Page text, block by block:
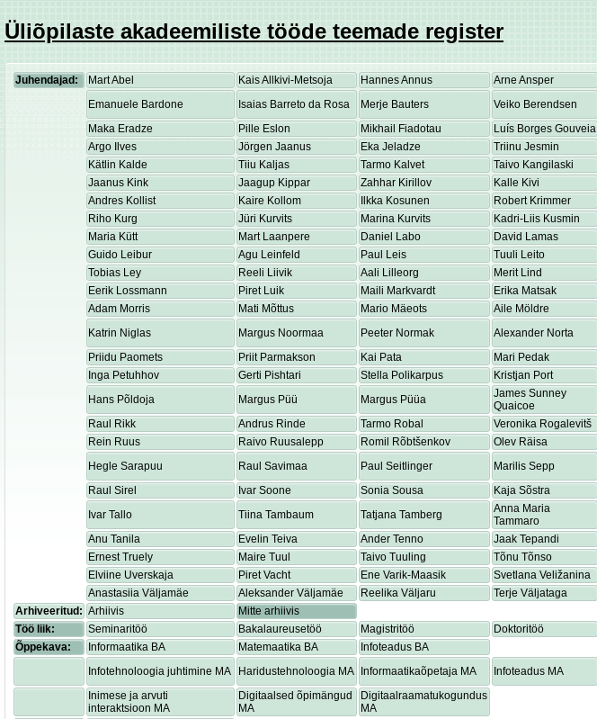
Üliõpilaste akadeemiliste tööde teemade register
Juhendajad: Mart Abel Kais Allkivi-Metsoja Hannes Annus Arne Ansper
Emanuele Bardone
Isaias Barreto da Rosa Merje Bauters Veiko Berendsen
Maka Eradze
Pille Eslon Mikhail Fiadotau Luís Borges Gouveia
Argo Ilves
Jörgen Jaanus Eka Jeladze Triinu Jesmin
Kätlin Kalde
Tiiu Kaljas Tarmo Kalvet Taivo Kangilaski
Jaanus Kink
Jaagup Kippar Zahhar Kirillov Kalle Kivi
Andres Kollist
Kaire Kollom Ilkka Kosunen Robert Krimmer
Riho Kurg
Jüri Kurvits Marina Kurvits Kadri-Liis Kusmin
Maria Kütt
Mart Laanpere Daniel Labo David Lamas
Guido Leibur
Agu Leinfeld Paul Leis Tuuli Leito
Tobias Ley
Reeli Liivik Aali Lilleorg Merit Lind
Eerik Lossmann
Piret Luik Maili Markvardt Erika Matsak
Adam Morris
Mati Mõttus Mario Mäeots Aile Möldre
Katrin Niglas
Margus Noormaa Peeter Normak Alexander Norta
Priidu Paomets
Priit Parmakson Kai Pata Mari Pedak
Inga Petuhhov
Gerti Pishtari Stella Polikarpus Kristjan Port
Hans Põldoja
Margus Püü Margus Püüa
James Sunney
Quaicoe
Raul Rikk
Andrus Rinde Tarmo Robal Veronika Rogalevitš
Rein Ruus
Raivo Ruusalepp Romil Rõbtšenkov Olev Räisa
Hegle Sarapuu
Raul Savimaa Paul Seitlinger Marilis Sepp
Raul Sirel
Ivar Soone Sonia Sousa Kaja Sõstra
Ivar Tallo
Tiina Tambaum Tatjana Tamberg
Anna Maria
Tammaro
Anu Tanila
Evelin Teiva Ander Tenno Jaak Tepandi
Ernest Truely
Maire Tuul Taivo Tuuling Tõnu Tõnso
Elviine Uverskaja
Piret Vacht Ene Varik-Maasik Svetlana Veližanina
Anastasiia Väljamäe
Aleksander Väljamäe Reelika Väljaru Terje Väljataga
Arhiveeritud: Arhiivis
Mitte arhiivis
Töö liik:
Seminaritöö Bakalaureusetöö Magistritöö
Doktoritöö
Õppekava:
Informaatika BA Matemaatika BA
Infoteadus BA
Infotehnoloogia juhtimine MA
Haridustehnoloogia MA Informaatikaõpetaja MA Infoteadus MA
Inimese ja arvuti
interaktsioon MA
Digitaalsed õpimängud
MA
Digitaalraamatukogundus
MA